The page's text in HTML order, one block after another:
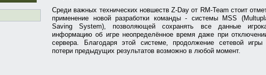
Среди важных технических новшеств Z-Day от RM-Team стоит
применение новой разработки команды - системы MSS
Saving System), позволяющей сохранять все данные
информацию об игре неопределённое время даже при
сервера. Благодаря этой системе, продолжение сетевой игры
потери предыдущих результатов возможно в любой момент.